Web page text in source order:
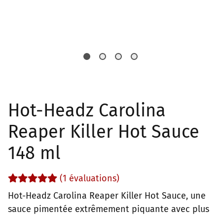
Hot-Headz Carolina
Reaper Killer Hot Sauce
148 ml
(1 évaluations)
Hot-Headz Carolina Reaper Killer Hot Sauce, une
sauce pimentée extrêmement piquante avec plus